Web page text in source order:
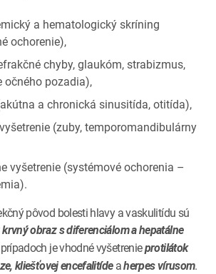
a hematologický skríning
ochorenie),
chyby, glaukóm, strabizmus,
očného pozadia),
a chronická sinusitída, otitída),
(zuby, temporomandibulárny
vyšetrenie (systémové ochorenia –
pôvod bolesti hlavy a vaskulitídu sú
krvný obraz s diferenciálom a hepatálne
je vhodné vyšetrenieprotilátok
kliešťovej encefalitídeaherpes vírusom.